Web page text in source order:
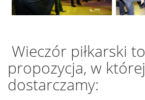
Wieczór piłkarski to
propozycja, w której
dostarczamy: